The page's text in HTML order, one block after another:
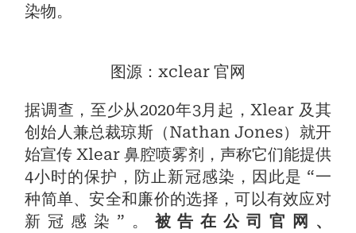
染物。
图源：xclear 官网
据调查，至少从2020年3月起，Xlear 及其
创始人兼总裁琼斯（Nathan Jones）就开
始宣传 Xlear 鼻腔喷雾剂，声称它们能提供
4小时的保护，防止新冠感染，因此是 “一
种简单、安全和廉价的选择，可以有效应对
新冠感染”。被告在公司官网、